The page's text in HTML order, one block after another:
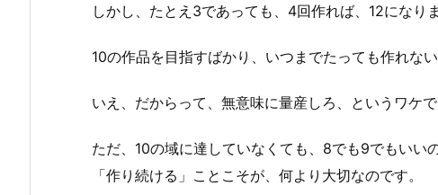
しかし、たとえ3であっても、4回作れば、12になりま
10の作品を目指すばかり、いつまでたっても作れな
いえ、だからって、無意味に量産しろ、というワケで
ただ、10の域に達していなくても、8でも9でもいい
「作り続ける」ことこそが、何より大切なのです。